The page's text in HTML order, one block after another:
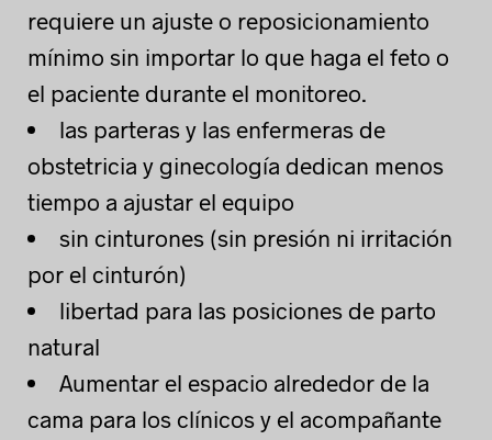
requiere un ajuste o reposicionamiento
mínimo sin importar lo que haga el feto o
el paciente durante el monitoreo.
las parteras y las enfermeras de
obstetricia y ginecología dedican menos
tiempo a ajustar el equipo
sin cinturones (sin presión ni irritación
por el cinturón)
libertad para las posiciones de parto
natural
Aumentar el espacio alrededor de la
cama para los clínicos y el acompañante